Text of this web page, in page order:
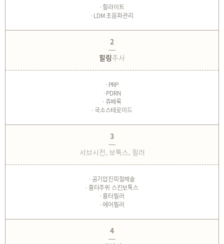
· 힐라이트
· LDM 초음파관리
2
힐링주사
· PRP
· PDRN
· 쥬베룩
· 국소스테로이드
3
서브시전, 보톡스, 필러
· 공기압진피절제술
· 흉터주위 스킨보톡스
· 흉터필러
· 에어필러
4